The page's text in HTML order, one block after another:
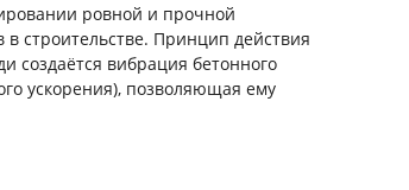
ровной и прочной
в строительстве. Принцип действия
создаётся вибрация бетонного
ускорения), позволяющая ему